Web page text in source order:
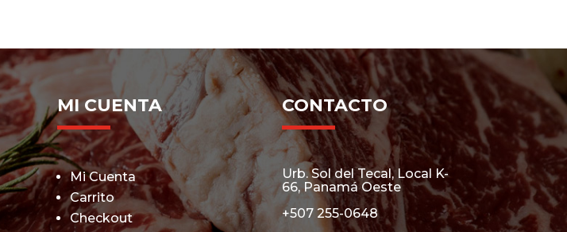
MI CUENTA
Mi Cuenta
Carrito
Checkout
CONTACTO
Urb. Sol del Tecal, Local K-
66, Panamá Oeste
+507 255-0648